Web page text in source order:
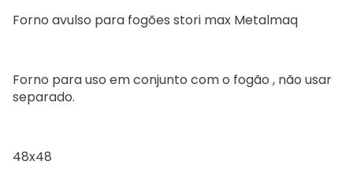
Forno avulso para fogões stori max Metalmaq
Forno para uso em conjunto com o fogão , não usar
separado.
48x48